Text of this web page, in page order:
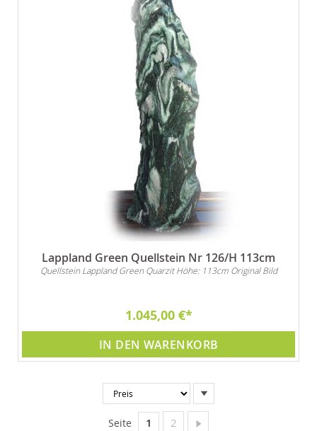
Lappland Green Quellstein Nr 126/H 113cm
Quellstein Lappland Green Quarzit Höhe: 113cm Original Bild
1.045,00 €
IN DEN WARENKORB
absteigender
Seite Sie lesen gerade Seite
1 Seite
2